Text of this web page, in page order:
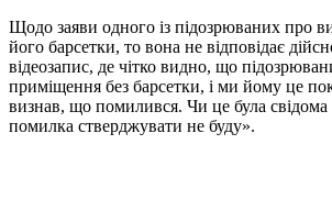
Щодо заяви одного із підозрюваних про
його барсетки, то вона не відповідає
відеозапис, де чітко видно, що
приміщення без барсетки, і ми йому це
визнав, що помилився. Чи це була свідома
помилка стверджувати не буду».